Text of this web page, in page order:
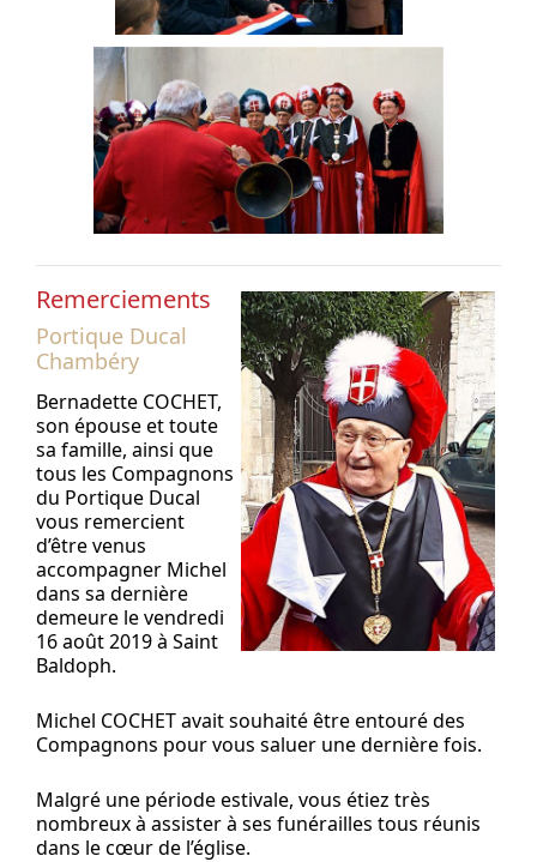
Remerciements
Portique Ducal
Chambéry
Bernadette COCHET,
son épouse et toute
sa famille, ainsi que
tous les Compagnons
du Portique Ducal
vous remercient
d’être venus
accompagner Michel
dans sa dernière
demeure le vendredi
16 août 2019 à Saint
Baldoph.
Michel COCHET avait souhaité être entouré des
Compagnons pour vous saluer une dernière fois.
Malgré une période estivale, vous étiez très
nombreux à assister à ses funérailles tous réunis
dans le cœur de l’église.